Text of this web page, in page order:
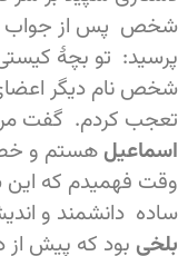
شخص پس از جواب
پرسید: تو بچۀ
شخص نام دیگر
تعجب کردم. گفت
اسماعیل هستم و
وقت فهمیدم که
ساده دانشمند و
بلخی بود که پیش از